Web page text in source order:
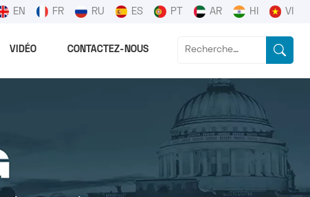
EN FR RU ES PT AR HI VI
VIDÉO CONTACTEZ-NOUS